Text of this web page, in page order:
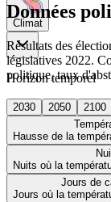
Climat
Horizon temporel
2030 2050
2100
Hausse de la
Nuits où la
Jours de
Jours où la
Données
Résultats des
législatives 2022.
politique, taux